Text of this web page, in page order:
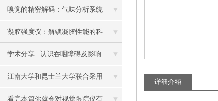
嗅觉的精密解码：气味分析系统
探秘
凝胶强度仪：解锁凝胶性能的科
技钥匙
学术分享 | 认识吞咽障碍及影响
吞咽的食品物理学因素（下）
江南大学和昆士兰大学联合采用
3D打印技术开发了一种减脂的油
看完本篇你就会对视觉跟踪仪有
详细介绍